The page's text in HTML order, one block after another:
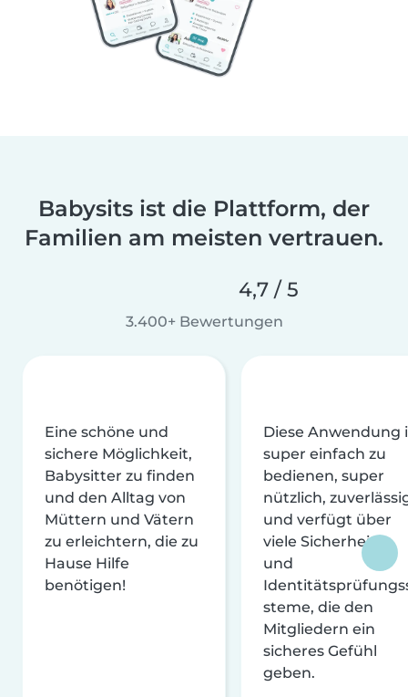
Babysits ist die Plattform, der
Familien am meisten vertrauen.
4,7 / 5
3.400+ Bewertungen
Eine schöne und
sichere Möglichkeit,
Babysitter zu finden
und den Alltag von
Müttern und Vätern
zu erleichtern, die zu
Hause Hilfe
benötigen!
Diese Anwendung
super einfach zu
bedienen, super
nützlich,
und verfügt über
viele Sicherheits-
und
steme, die den
Mitgliedern ein
sicheres Gefühl
geben.